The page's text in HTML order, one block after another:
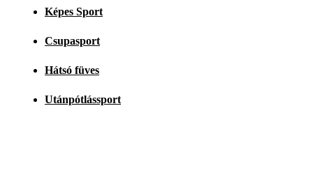
Képes Sport
Csupasport
Hátsó füves
Utánpótlássport